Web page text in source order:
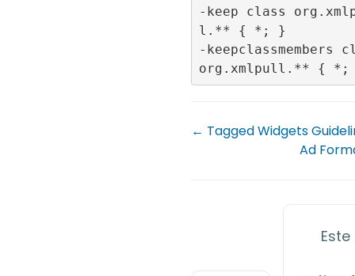
-keep class
l.** { *; }
-keepclassmembers
← Tagged Widgets
Ad
Este